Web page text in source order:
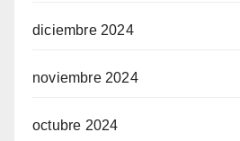
diciembre 2024
noviembre 2024
octubre 2024